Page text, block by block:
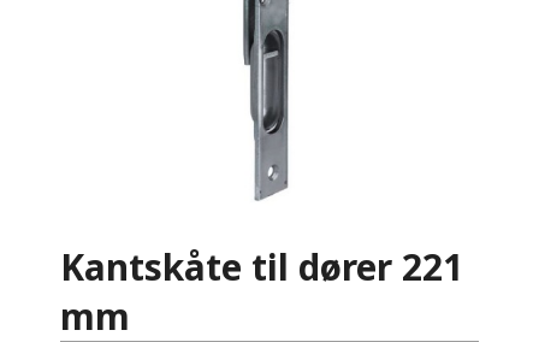
Kantskåte til dører 221
mm